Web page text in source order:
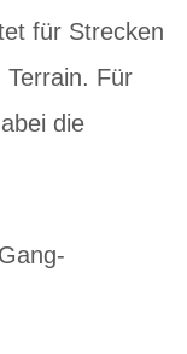
für Strecken
Terrain. Für
die